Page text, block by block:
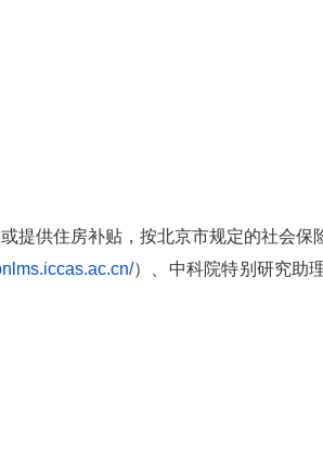
提供住房补贴，按北京市规定的社会
）、中科院特别研究助